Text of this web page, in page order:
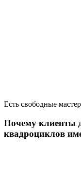
Есть свободные
Почему клиенты
квадроциклов